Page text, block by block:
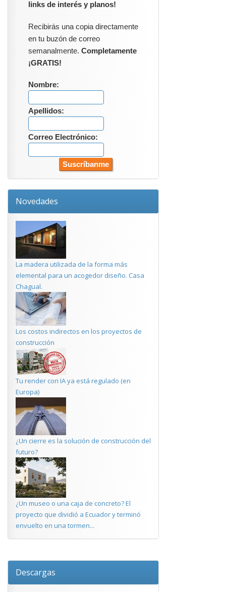
links de interés y planos!
Recibirás una copia directamente
en tu buzón de correo
semanalmente. Completamente
¡GRATIS!
Nombre:
Apellidos:
Correo Electrónico:
Novedades
La madera utilizada de la forma más
elemental para un acogedor diseño. Casa
Chagual.
Los costos indirectos en los proyectos de
construcción
Tu render con IA ya está regulado (en
Europa)
¿Un cierre es la solución de construcción del
futuro?
¿Un museo o una caja de concreto? El
proyecto que dividió a Ecuador y terminó
envuelto en una tormen...
Descargas